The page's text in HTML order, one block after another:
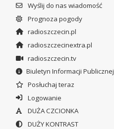
Wyślij do nas wiadomość
Prognoza pogody
radioszczecin.pl
radioszczecinextra.pl
radioszczecin.tv
Biuletyn Informacji Publicznej
Posłuchaj teraz
Logowanie
DUŻA CZCIONKA
DUŻY KONTRAST